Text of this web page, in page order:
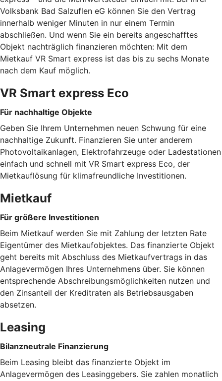
Volksbank Bad Salzuflen eG können Sie den Vertrag
innerhalb weniger Minuten in nur einem Termin
abschließen. Und wenn Sie ein bereits angeschafftes
Objekt nachträglich finanzieren möchten: Mit dem
Mietkauf VR Smart express ist das bis zu sechs Monate
nach dem Kauf möglich.
VR Smart express Eco
Für nachhaltige Objekte
Geben Sie Ihrem Unternehmen neuen Schwung für eine
nachhaltige Zukunft. Finanzieren Sie unter anderem
Photovoltaikanlagen, Elektrofahrzeuge oder Ladestationen
einfach und schnell mit VR Smart express Eco, der
Mietkauflösung für klimafreundliche Investitionen.
Mietkauf
Für größere Investitionen
Beim Mietkauf werden Sie mit Zahlung der letzten Rate
Eigentümer des Mietkaufobjektes. Das finanzierte Objekt
geht bereits mit Abschluss des Mietkaufvertrags in das
Anlagevermögen Ihres Unternehmens über. Sie können
entsprechende Abschreibungsmöglichkeiten nutzen und
den Zinsanteil der Kreditraten als Betriebsausgaben
absetzen.
Leasing
Bilanzneutrale Finanzierung
Beim Leasing bleibt das finanzierte Objekt im
Anlagevermögen des Leasinggebers. Sie zahlen monatlich